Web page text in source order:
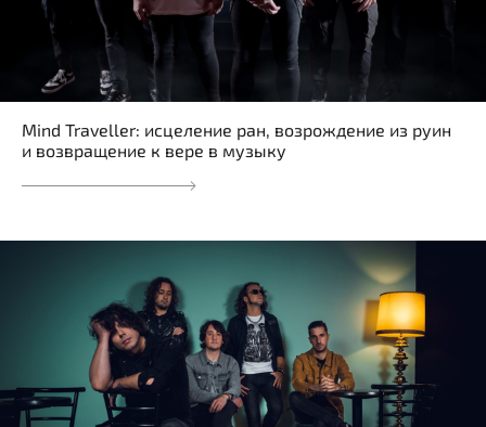
Mind Traveller: исцеление ран, возрождение из руин
и возвращение к вере в музыку